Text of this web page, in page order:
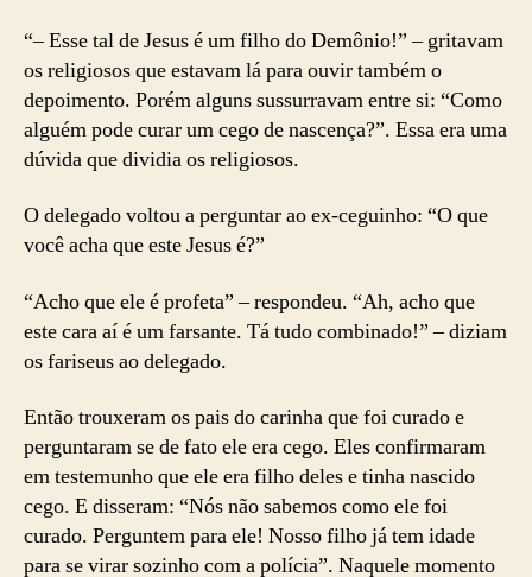
“– Esse tal de Jesus é um filho do Demônio!” – gritavam
os religiosos que estavam lá para ouvir também o
depoimento. Porém alguns sussurravam entre si: “Como
alguém pode curar um cego de nascença?”. Essa era uma
dúvida que dividia os religiosos.
O delegado voltou a perguntar ao ex-ceguinho: “O que
você acha que este Jesus é?”
“Acho que ele é profeta” – respondeu. “Ah, acho que
este cara aí é um farsante. Tá tudo combinado!” – diziam
os fariseus ao delegado.
Então trouxeram os pais do carinha que foi curado e
perguntaram se de fato ele era cego. Eles confirmaram
em testemunho que ele era filho deles e tinha nascido
cego. E disseram: “Nós não sabemos como ele foi
curado. Perguntem para ele! Nosso filho já tem idade
para se virar sozinho com a polícia”. Naquele momento